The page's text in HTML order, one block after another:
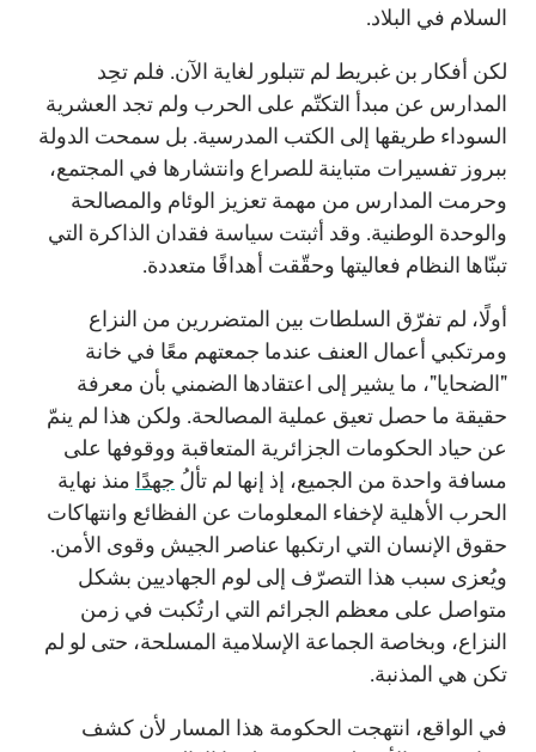
السلام في البلاد.
لكن أفكار بن غبريط لم تتبلور لغاية الآن. فلم تحِد
المدارس عن مبدأ التكتّم على الحرب ولم تجد العشرية
السوداء طريقها إلى الكتب المدرسية. بل سمحت الدولة
ببروز تفسيرات متباينة للصراع وانتشارها في المجتمع،
وحرمت المدارس من مهمة تعزيز الوئام والمصالحة
والوحدة الوطنية. وقد أثبتت سياسة فقدان الذاكرة التي
تبنّاها النظام فعاليتها وحقّقت أهدافًا متعددة.
أولًا، لم تفرّق السلطات بين المتضررين من النزاع
ومرتكبي أعمال العنف عندما جمعتهم معًا في خانة
"الضحايا"، ما يشير إلى اعتقادها الضمني بأن معرفة
حقيقة ما حصل تعيق عملية المصالحة. ولكن هذا لم ينمّ
عن حياد الحكومات الجزائرية المتعاقبة ووقوفها على
مسافة واحدة من الجميع، إذ إنها لم تألُ جهدًا منذ نهاية
الحرب الأهلية لإخفاء المعلومات عن الفظائع وانتهاكات
حقوق الإنسان التي ارتكبها عناصر الجيش وقوى الأمن.
ويُعزى سبب هذا التصرّف إلى لوم الجهاديين بشكل
متواصل على معظم الجرائم التي ارتُكبت في زمن
النزاع، وبخاصة الجماعة الإسلامية المسلحة، حتى لو لم
تكن هي المذنبة.
في الواقع، انتهجت الحكومة هذا المسار لأن كشف